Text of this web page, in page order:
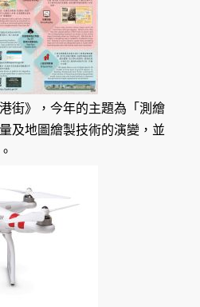
街》，今年的主題為「測繪
及地圖繪製技術的演變，並